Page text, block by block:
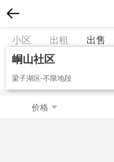
小区
出租 出售
峒山社区
梁子湖区-不限地段
价格